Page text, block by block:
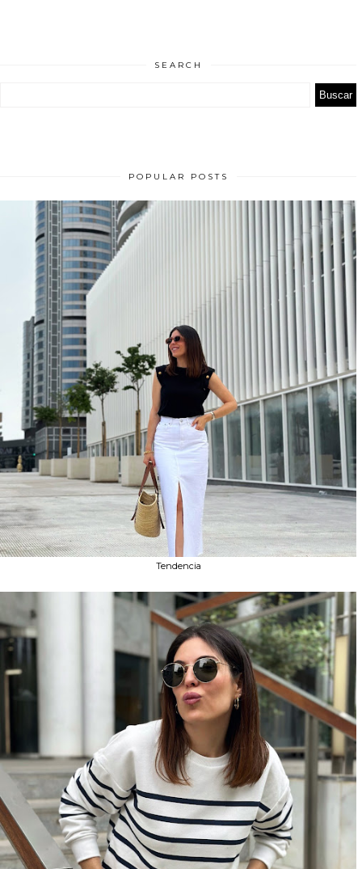
SEARCH
POPULAR POSTS
Tendencia